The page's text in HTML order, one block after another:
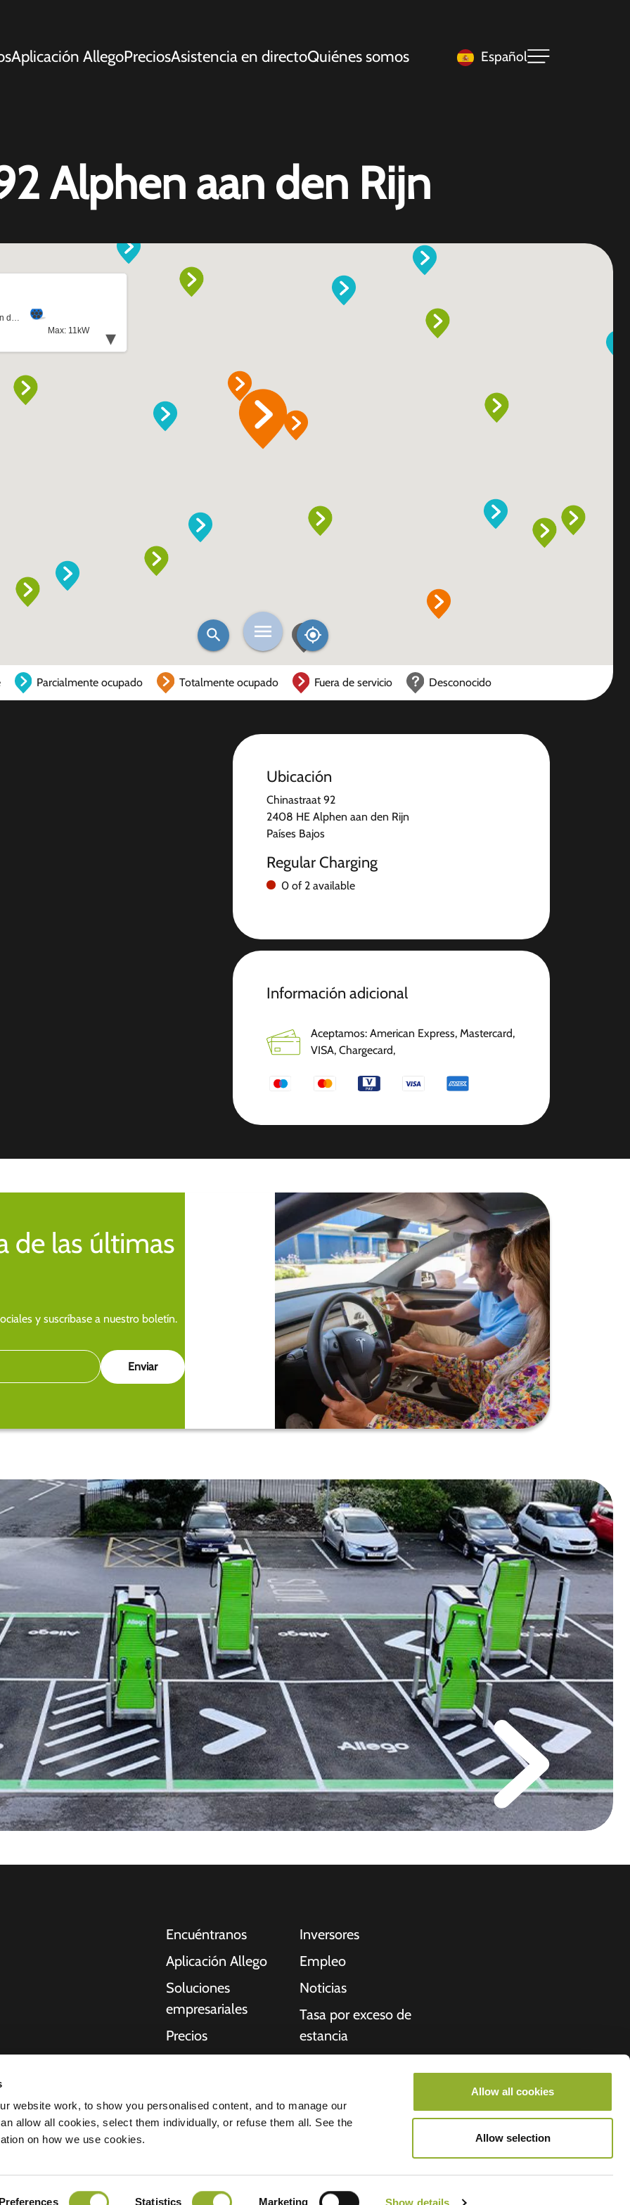
website work, to show you personalised content, and to manage our
allow all cookies, select them individually, or refuse them all. See the
on how we use cookies.
Preferences Statistics Marketing Show details
Allow all cookies
Allow selection
Aplicación AllegoPreciosAsistencia en directoQuiénes somos Español
Alphen aan den Rijn
Parcialmente ocupado Totalmente ocupado Fuera de servicio Desconocido
Ubicación
Chinastraat 92
2408 HE Alphen aan den Rijn
Países Bajos
Regular Charging
0 of 2 available
Información adicional
Aceptamos: American Express, Mastercard,
VISA, Chargecard,
de las últimas
y suscríbase a nuestro boletín.
empresas y
a
que necesitan
de nuestros
Encuéntranos
Aplicación Allego
Soluciones
empresariales
Precios
NMBS
Inversores
Empleo
Noticias
Tasa por exceso de
estancia
Stroometiket
Todos los derechos reservados © 2026 - Allego
de confidencialidad